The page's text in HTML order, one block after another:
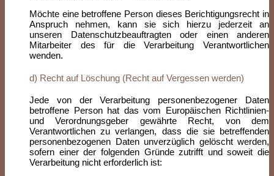
Möchte eine betroffene Person dieses Berichtigungsrecht in
Anspruch nehmen, kann sie sich hierzu jederzeit an
unseren Datenschutzbeauftragten oder einen anderen
Mitarbeiter des für die Verarbeitung Verantwortlichen
wenden.
d) Recht auf Löschung (Recht auf Vergessen werden)
Jede von der Verarbeitung personenbezogener Daten
betroffene Person hat das vom Europäischen Richtlinien-
und Verordnungsgeber gewährte Recht, von dem
Verantwortlichen zu verlangen, dass die sie betreffenden
personenbezogenen Daten unverzüglich gelöscht werden,
sofern einer der folgenden Gründe zutrifft und soweit die
Verarbeitung nicht erforderlich ist: